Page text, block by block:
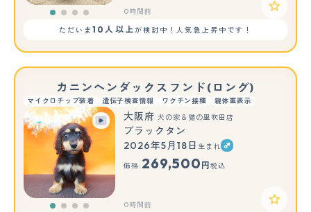
0時間前
ただいま10人以上が検討中！人気急上昇中です！
カニンヘンダックスフンド(ロング)
マイクロチップ装着 遺伝子検査情報 ワクチン接種 親体重表示
大阪府 犬の家＆猫の里吹田店
ブラックタン
2026年5月18日 生まれ
価格: 269,500 円 税込
0時間前